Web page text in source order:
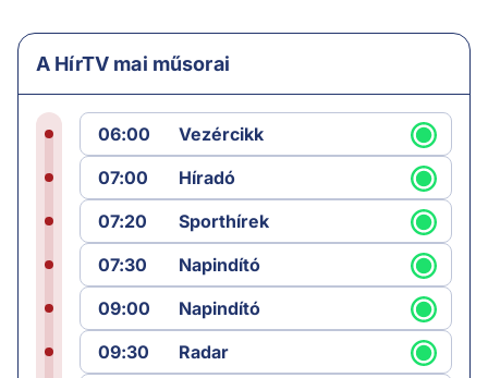
A HírTV mai műsorai
06:00
Vezércikk
07:00
Híradó
07:20
Sporthírek
07:30
Napindító
09:00
Napindító
09:30
Radar